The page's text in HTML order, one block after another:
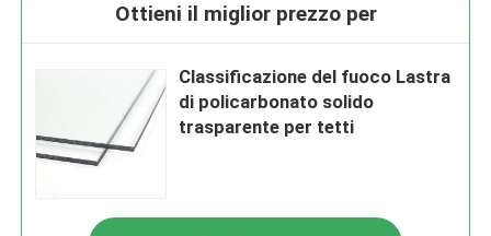
Ottieni il miglior prezzo per
Classificazione del fuoco Lastra
di policarbonato solido
trasparente per tetti